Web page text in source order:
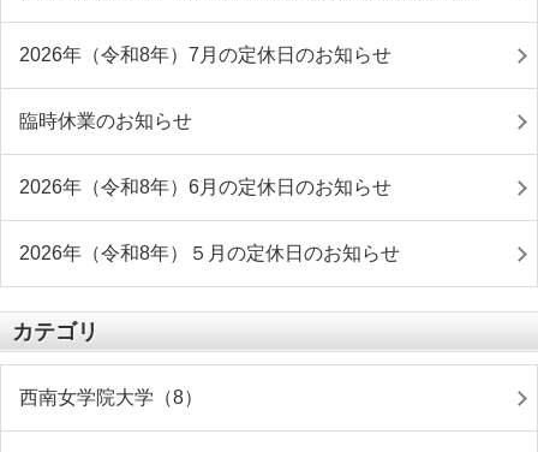
2026年（令和8年）7月の定休日のお知らせ
臨時休業のお知らせ
2026年（令和8年）6月の定休日のお知らせ
2026年（令和8年）５月の定休日のお知らせ
カテゴリ
西南女学院大学（8）